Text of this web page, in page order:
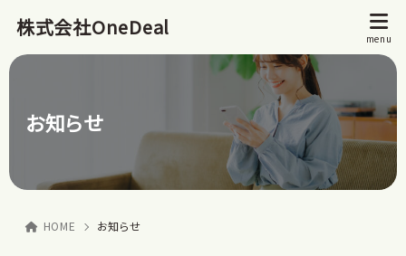
株式会社OneDeal
お知らせ
HOME お知らせ